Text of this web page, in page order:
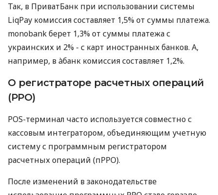
Так, в ПриватБанк при использовании системы
LiqPay комиссия составляет 1,5% от суммы платежа.
monobank берет 1,3% от суммы платежа с
украинских и 2% - с карт иностранных банков. А,
например, в àбанк комиссия составляет 1,2%.
О регистраторе расчетных операций
(РРО)
POS-терминал часто используется совместно с
кассовым интегратором, объединяющим учетную
систему с программным регистратором
расчетных операций (пРРО).
После изменений в законодательстве